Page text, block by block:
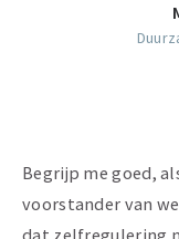
Begrijp me goed,
voorstander van
dat zelfregulering